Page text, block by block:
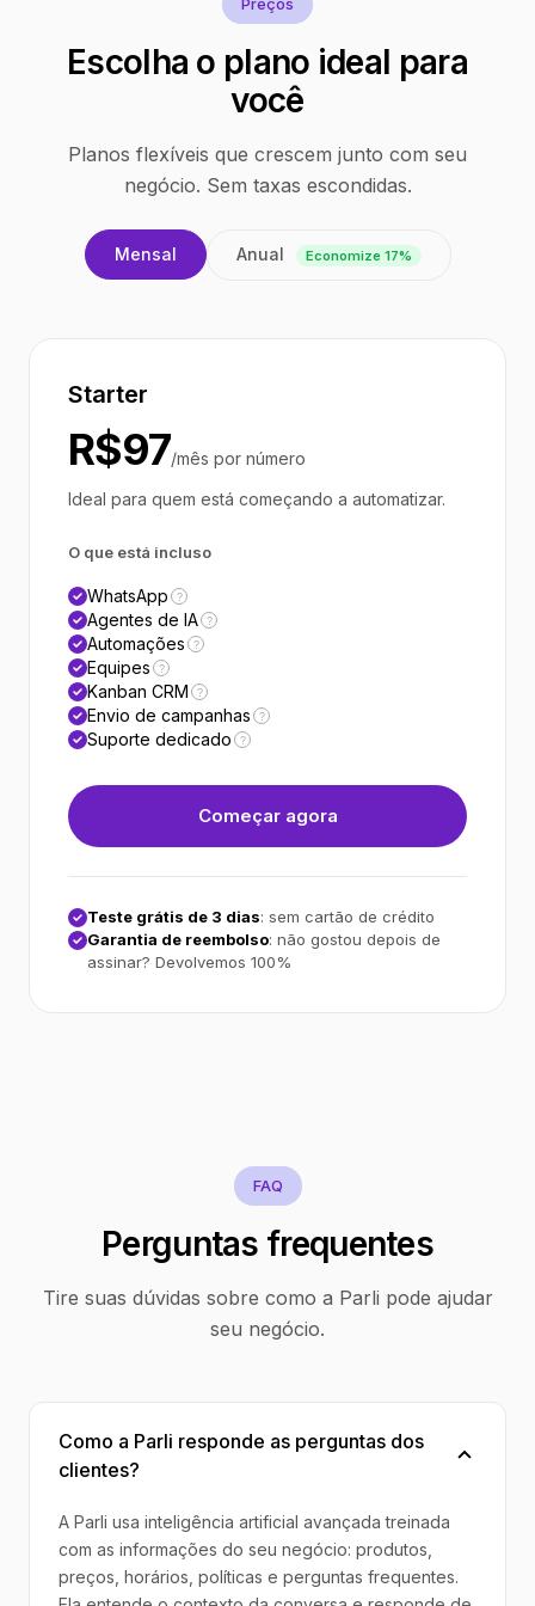
Escolha o plano ideal para
você
Planos flexíveis que crescem junto com seu
negócio. Sem taxas escondidas.
Mensal Anual Economize 17%
Starter
R$97/mês por número
Ideal para quem está começando a automatizar.
O que está incluso
WhatsApp ?
Agentes de IA ?
Automações ?
Equipes ?
Kanban CRM ?
Envio de campanhas ?
Suporte dedicado ?
Começar agora
Teste grátis de 3 dias: sem cartão de crédito
Garantia de reembolso: não gostou depois de
assinar? Devolvemos 100%
FAQ
Perguntas frequentes
Tire suas dúvidas sobre como a Parli pode ajudar
seu negócio.
Como a Parli responde as perguntas dos
clientes?
A Parli usa inteligência artificial avançada treinada
com as informações do seu negócio: produtos,
preços, horários, políticas e perguntas frequentes.